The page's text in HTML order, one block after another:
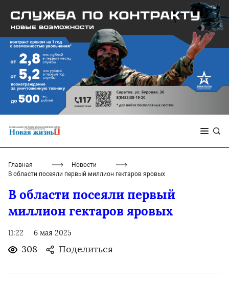
Главная
Новости
В области посеяли первый миллион гектаров яровых
В области посеяли первый
миллион гектаров яровых
11:22 6 мая 2025
308 Поделиться